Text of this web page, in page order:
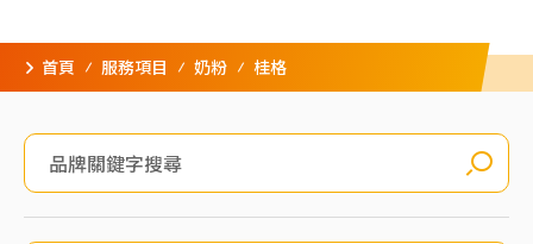
首頁 服務項目 奶粉 桂格